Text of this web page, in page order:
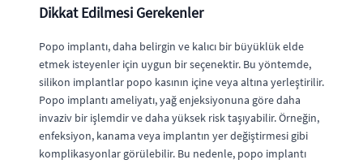
Dikkat Edilmesi Gerekenler
Popo implantı, daha belirgin ve kalıcı bir büyüklük elde
etmek isteyenler için uygun bir seçenektir. Bu yöntemde,
silikon implantlar popo kasının içine veya altına yerleştirilir.
Popo implantı ameliyatı, yağ enjeksiyonuna göre daha
invaziv bir işlemdir ve daha yüksek risk taşıyabilir. Örneğin,
enfeksiyon, kanama veya implantın yer değiştirmesi gibi
komplikasyonlar görülebilir. Bu nedenle, popo implantı